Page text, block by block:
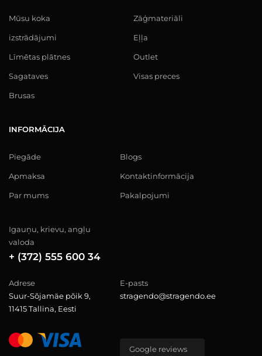
Mūsu koka
izstrādājumi
Līmētas plātnes
Sagataves
Brusas
Zāģmateriāli
Eļļa
Outlet
Visas preces
INFORMĀCIJA
Piegāde
Apmaksa
Par mums
Blogs
Kontaktinformācija
Pakalpojumi
Igauņu, krievu, angļu
valoda
+ (372) 555 600 34
Adrese
Suur-Sõjamäe põik 9,
11415 Tallina, Eesti
E-pasts
stragendo@stragendo.ee
Google reviews